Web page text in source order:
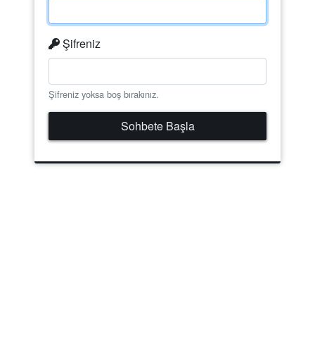
Şifreniz
Şifreniz yoksa boş bırakınız.
Sohbete Başla